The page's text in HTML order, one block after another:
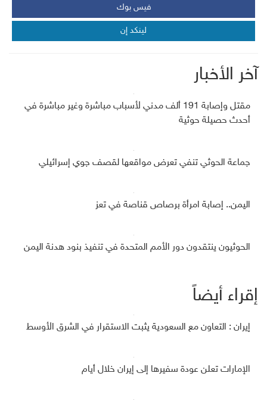
فيس بوك
لينكد إن
آخر الأخبار
مقتل وإصابة 191 ألف مدني لأسباب مباشرة وغير مباشرة في
أحدث حصيلة حوثية
جماعة الحوثي تنفي تعرض مواقعها لقصف جوي إسرائيلي
اليمن.. إصابة امرأة برصاص قناصة في تعز
الحوثيون ينتقدون دور الأمم المتحدة في تنفيذ بنود هدنة اليمن
إقراء أيضاً
إيران : التعاون مع السعودية يثبت الاستقرار في الشرق الأوسط
الإمارات تعلن عودة سفيرها إلى إيران خلال أيام